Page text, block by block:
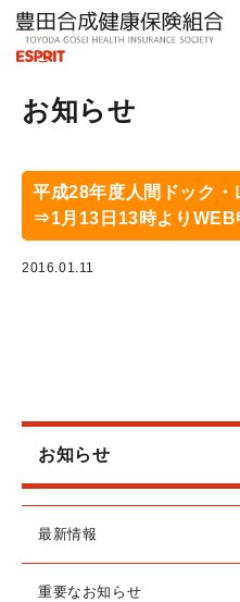
お知らせ
平成28年度人間ドック
⇒1月13日13時よりWEB
2016.01.11
お知らせ
最新情報
重要なお知らせ